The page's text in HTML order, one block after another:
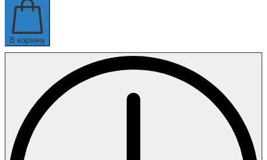
В корзину